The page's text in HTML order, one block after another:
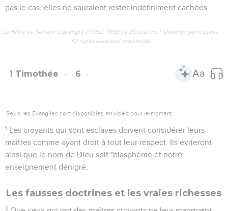
pas le cas, elles ne sauraient rester indéfiniment cachées.
La Bible Du Semeur Copyright © 1992, 1999 by Biblica, Inc.® Used by permission.
All rights reserved worldwide.
1 Timothée 6
Seuls les Évangiles sont disponibles en vidéo pour le moment.
1 Les croyants qui sont esclaves doivent considérer leurs
maîtres comme ayant droit à tout leur respect. Ils éviteront
ainsi que le nom de Dieu soit *blasphémé et notre
enseignement dénigré.
Les fausses doctrines et les vraies richesses
2